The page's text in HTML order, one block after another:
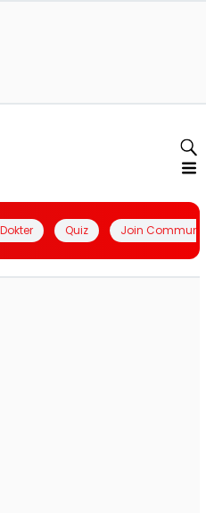
Quiz Join Community